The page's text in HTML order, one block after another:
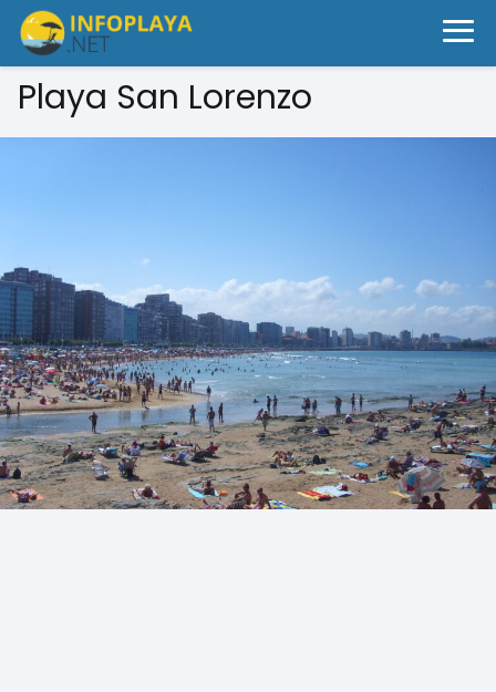
Playa San Lorenzo